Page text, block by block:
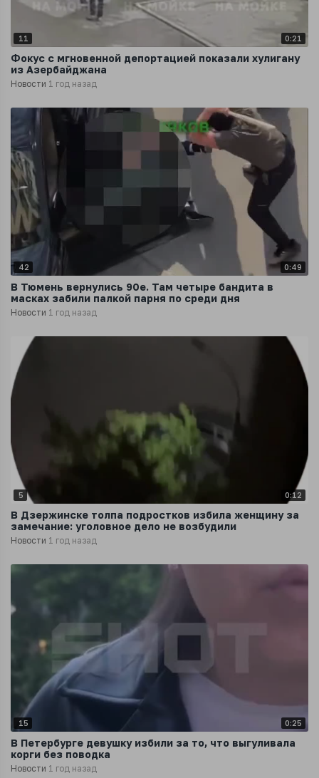
11 0:21
Фокус с мгновенной депортацией показали хулигану
из Азербайджана
Новости 1 год назад
42 0:49
В Тюмень вернулись 90е. Там четыре бандита в
масках забили палкой парня по среди дня
Новости 1 год назад
5 0:12
В Дзержинске толпа подростков избила женщину за
замечание: уголовное дело не возбудили
Новости 1 год назад
15 0:25
В Петербурге девушку избили за то, что выгуливала
корги без поводка
Новости 1 год назад